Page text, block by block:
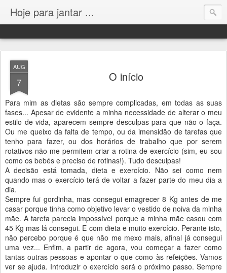
Hoje para jantar ...
AUG
7 O início
Para mim as dietas são sempre complicadas, em todas as suas
fases... Apesar de evidente a minha necessidade de alterar o meu
estilo de vida, aparecem sempre desculpas para que não o faça.
Ou me queixo da falta de tempo, ou da imensidão de tarefas que
tenho para fazer, ou dos horários de trabalho que por serem
rotativos não me permitem criar a rotina de exercício (sim, eu sou
como os bebés e preciso de rotinas!). Tudo desculpas!
A decisão está tomada, dieta e exercício. Não sei como nem
quando mas o exercício terá de voltar a fazer parte do meu dia a
dia.
Sempre fui gordinha, mas consegui emagrecer 8 Kg antes de me
casar porque tinha como objetivo levar o vestido de noiva da minha
mãe. A tarefa parecia impossível porque a minha mãe casou com
45 Kg mas lá consegui. E com dieta e muito exercício. Perante isto,
não percebo porque é que não me mexo mais, afinal já consegui
uma vez... Enfim, a partir de agora, vou começar a fazer como
tantas outras pessoas e apontar o que como às refeições. Vamos
ver se ajuda. Introduzir o exercício será o próximo passo. Sempre